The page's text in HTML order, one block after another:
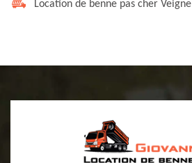
Location de benne pas cher Veigne